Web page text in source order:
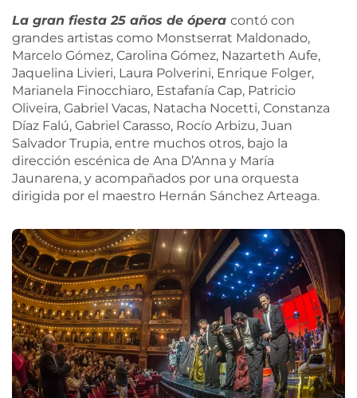
La gran fiesta 25 años de ópera contó con
grandes artistas como Monstserrat Maldonado,
Marcelo Gómez, Carolina Gómez, Nazarteth Aufe,
Jaquelina Livieri, Laura Polverini, Enrique Folger,
Marianela Finocchiaro, Estafanía Cap, Patricio
Oliveira, Gabriel Vacas, Natacha Nocetti, Constanza
Díaz Falú, Gabriel Carasso, Rocío Arbizu, Juan
Salvador Trupia, entre muchos otros, bajo la
dirección escénica de Ana D’Anna y María
Jaunarena, y acompañados por una orquesta
dirigida por el maestro Hernán Sánchez Arteaga.